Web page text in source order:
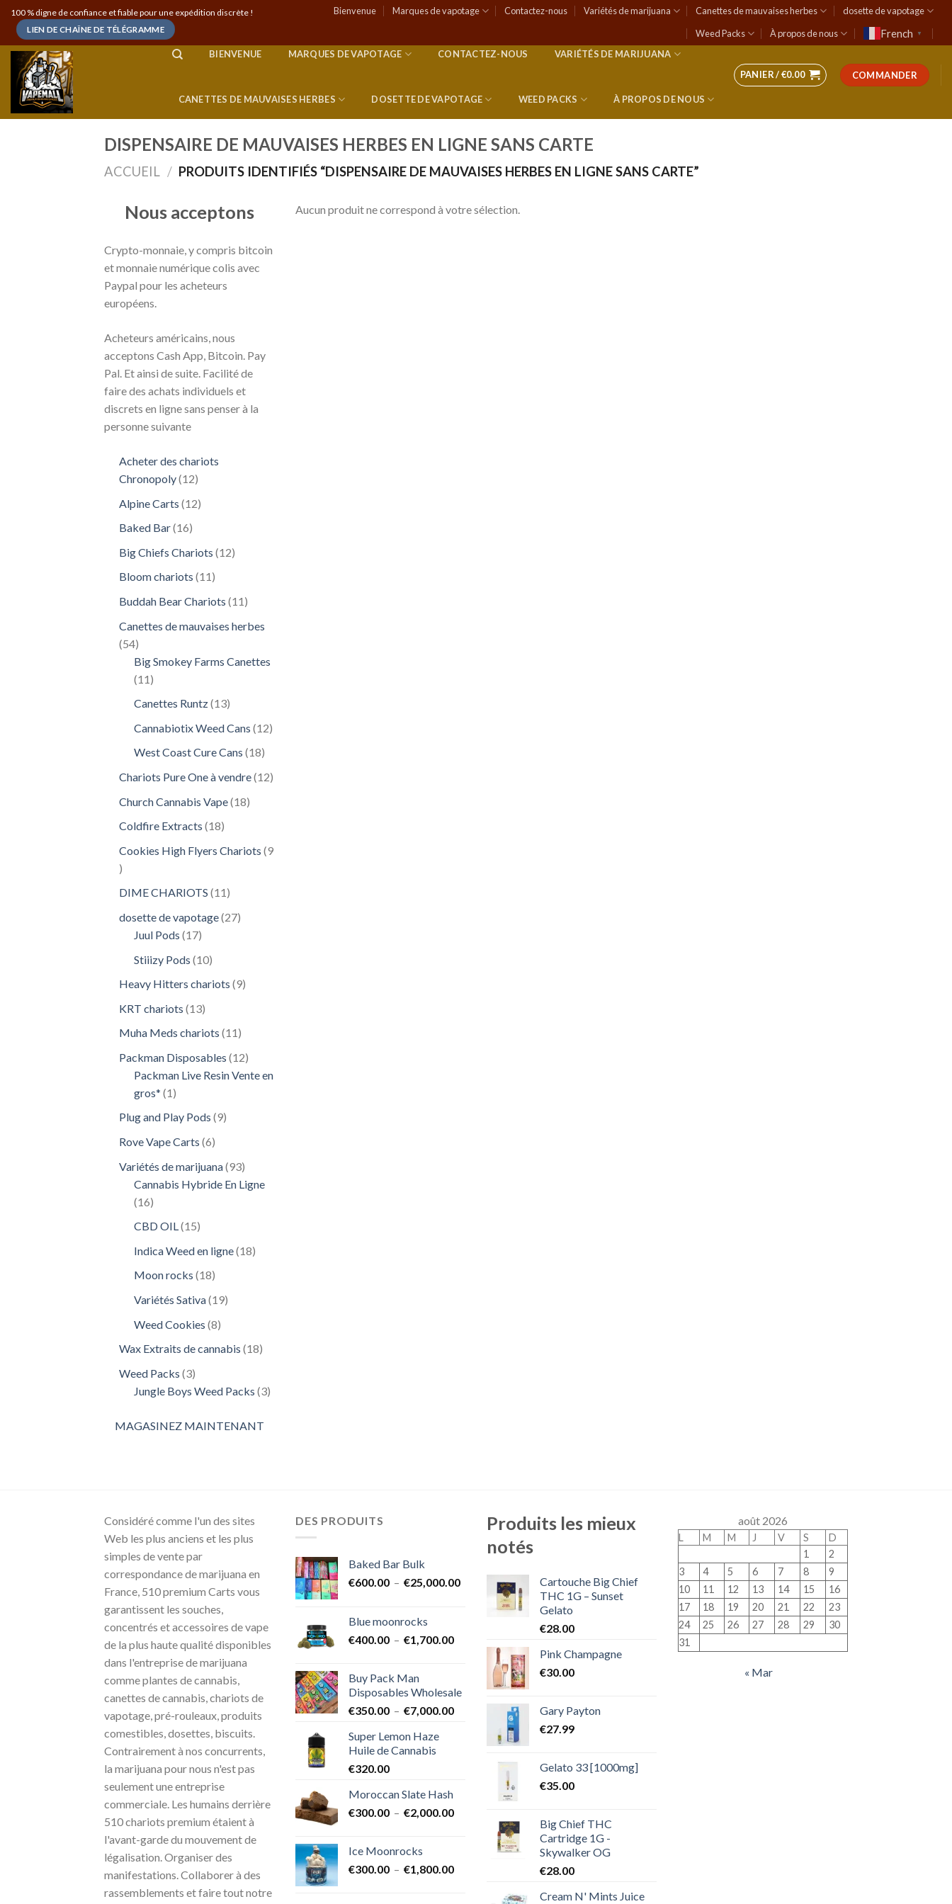
Skip
content
100 % digne de confiance et fiable pour une expédition discrète !
LIEN DE CHAÎNE DE TÉLÉGRAMME
Bienvenue Marques de vapotage Contactez-nous Variétés de marijuana Canettes de mauvaises herbes
dosette de vapotage
Weed Packs
À propos de nous French ▼
BIENVENUE MARQUES DE VAPOTAGE CONTACTEZ-NOUS VARIÉTÉS DE MARIJUANA
CANETTES DE MAUVAISES HERBES DOSETTE DE VAPOTAGE WEED PACKS À PROPOS DE NOUS
PANIER /€0.00 COMMANDER
DISPENSAIRE DE MAUVAISES HERBES EN LIGNE SANS CARTE
ACCUEIL / PRODUITS IDENTIFIÉS “DISPENSAIRE DE MAUVAISES HERBES EN LIGNE SANS CARTE”
Nous acceptons
Crypto-monnaie, y compris bitcoin
et monnaie numérique colis avec
Paypal pour les acheteurs
européens.
Acheteurs américains, nous
acceptons Cash App, Bitcoin. Pay
Pal. Et ainsi de suite. Facilité de
faire des achats individuels et
discrets en ligne sans penser à la
personne suivante
Acheter des chariots
Chronopoly 1212
Alpine Carts 1212
Baked Bar 1616
Big Chiefs Chariots 1212
Bloom chariots 1111
Buddah Bear Chariots 1111
Canettes de mauvaises herbes
5454
produits
Big Smokey Farms Canettes
11 11
Canettes Runtz 1313
Cannabiotix Weed Cans 1212
West Coast Cure Cans 1818
Chariots Pure One à vendre 1212
Church Cannabis Vape 1818
Coldfire Extracts 1818
Cookies High Flyers Chariots 9
9
DIME CHARIOTS 1111
dosette de vapotage 2727
Juul Pods 1717
Stiiizy Pods 1010
Heavy Hitters chariots 99
KRT chariots 1313
Muha Meds chariots 1111
Packman Disposables 1212
produits
Packman Live Resin Vente en
gros* 11
Plug and Play Pods 99
Rove Vape Carts 66
Variétés de marijuana 9393
produits
Cannabis Hybride En Ligne
1616
CBD OIL 1515
Indica Weed en ligne 1818
Moon rocks 1818
Variétés Sativa 1919
Weed Cookies 88
Wax Extraits de cannabis 1818
Weed Packs 33
produits
Jungle Boys Weed Packs 33
MAGASINEZ MAINTENANT
Aucun produit ne correspond à votre sélection.
Considéré comme l'un des sites
Web les plus anciens et les plus
simples de vente par
correspondance de marijuana en
France, 510 premium Carts vous
garantissent les souches,
concentrés et accessoires de vape
de la plus haute qualité disponibles
dans l'entreprise de marijuana
comme plantes de cannabis,
canettes de cannabis, chariots de
vapotage, pré-rouleaux, produits
comestibles, dosettes, biscuits.
Contrairement à nos concurrents,
la marijuana pour nous n'est pas
seulement une entreprise
commerciale. Les humains derrière
510 chariots premium étaient à
l'avant-garde du mouvement de
légalisation. Organiser des
manifestations. Collaborer à des
rassemblements et faire tout notre
DES PRODUITS
Baked Bar Bulk
€600.00 – €25,000.00Plage
€25,000.00
Blue moonrocks
€400.00 – €1,700.00Plage
€400.00
à
€1,700.00
Buy Pack Man
Disposables Wholesale
€350.00 – €7,000.00Plage
Super Lemon Haze
Huile de Cannabis
€320.00
Moroccan Slate Hash
€300.00 – €2,000.00Plage
à
Ice Moonrocks
€300.00 – €1,800.00Plage
Produits les mieux
notés
Cartouche Big Chief
THC 1G – Sunset
Gelato
€28.00
Pink Champagne
€30.00
Gary Payton
€27.99
Gelato 33 [1000mg]
€35.00
Big Chief THC
Cartridge 1G -
Skywalker OG
€28.00
Cream N' Mints Juice
août 2026
L M M J V S
D
1
2
3
4 5 6 7 8
9
10
11 12 13 14 15
16
17
18 19 20 21 22
23
24
25 26 27 28 29
30
31
« Mar